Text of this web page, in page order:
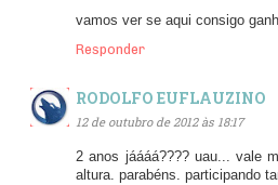
vamos ver se aqui consigo
Responder
RODOLFO EUFLAUZINO
12 de outubro de 2012 às 18:17
2 anos jáááá???? uau... vale
altura. parabéns. participando